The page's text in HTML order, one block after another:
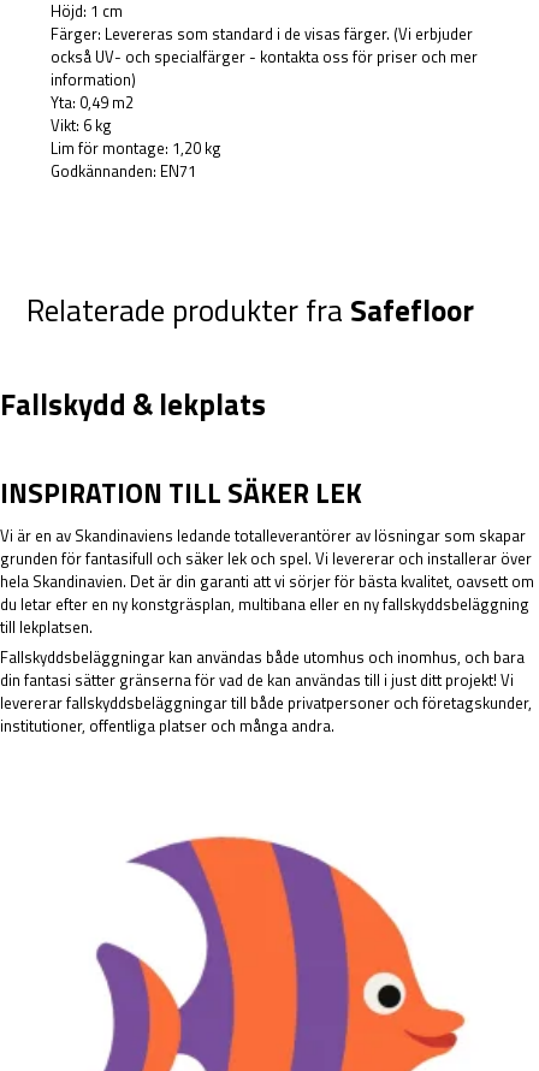
Höjd: 1 cm
Färger: Levereras som standard i de visas färger. (Vi erbjuder
också UV- och specialfärger - kontakta oss för priser och mer
information)
Yta: 0,49 m2
Vikt: 6 kg
Lim för montage: 1,20 kg
Godkännanden: EN71
Relaterade produkter fra Safefloor
Fallskydd & lekplats
INSPIRATION TILL SÄKER LEK
Vi är en av Skandinaviens ledande totalleverantörer av lösningar som skapar
grunden för fantasifull och säker lek och spel. Vi levererar och installerar över
hela Skandinavien. Det är din garanti att vi sörjer för bästa kvalitet, oavsett om
du letar efter en ny konstgräsplan, multibana eller en ny fallskyddsbeläggning
till lekplatsen.
Fallskyddsbeläggningar kan användas både utomhus och inomhus, och bara
din fantasi sätter gränserna för vad de kan användas till i just ditt projekt! Vi
levererar fallskyddsbeläggningar till både privatpersoner och företagskunder,
institutioner, offentliga platser och många andra.